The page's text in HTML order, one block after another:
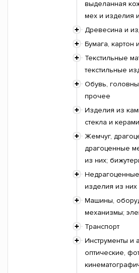
выделанная
мех и изделия
Древесина и
Бумага, картон
Текстильные
текстильные
Обувь,
прочее
Изделия из
стекла и
Жемчуг,
драгоценные
из них;
изделия из них
Машины,
механизмы;
Транспорт
Инструменты и
оптические,